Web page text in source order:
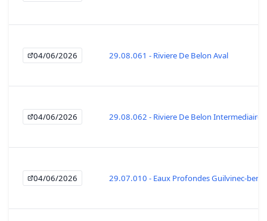
04/06/2026 29.08.061 - Riviere De Belon Aval
04/06/2026 29.08.062 - Riviere De Belon Intermediaire
04/06/2026 29.07.010 - Eaux Profondes Guilvinec-